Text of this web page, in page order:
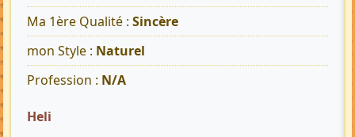
Ma 1ère Qualité : Sincère
mon Style : Naturel
Profession : N/A
Heli